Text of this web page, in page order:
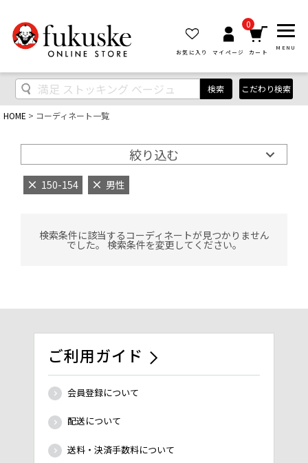
お気に入り マイページ
0
カート
MENU
検索 こだわり検索
HOME コーディネート一覧
絞り込む
150-154 男性
検索条件に該当するコーディネートが見つかりません
でした。 検索条件を変更してください。
ご利用ガイド
会員登録について
配送について
送料・決済手数料について